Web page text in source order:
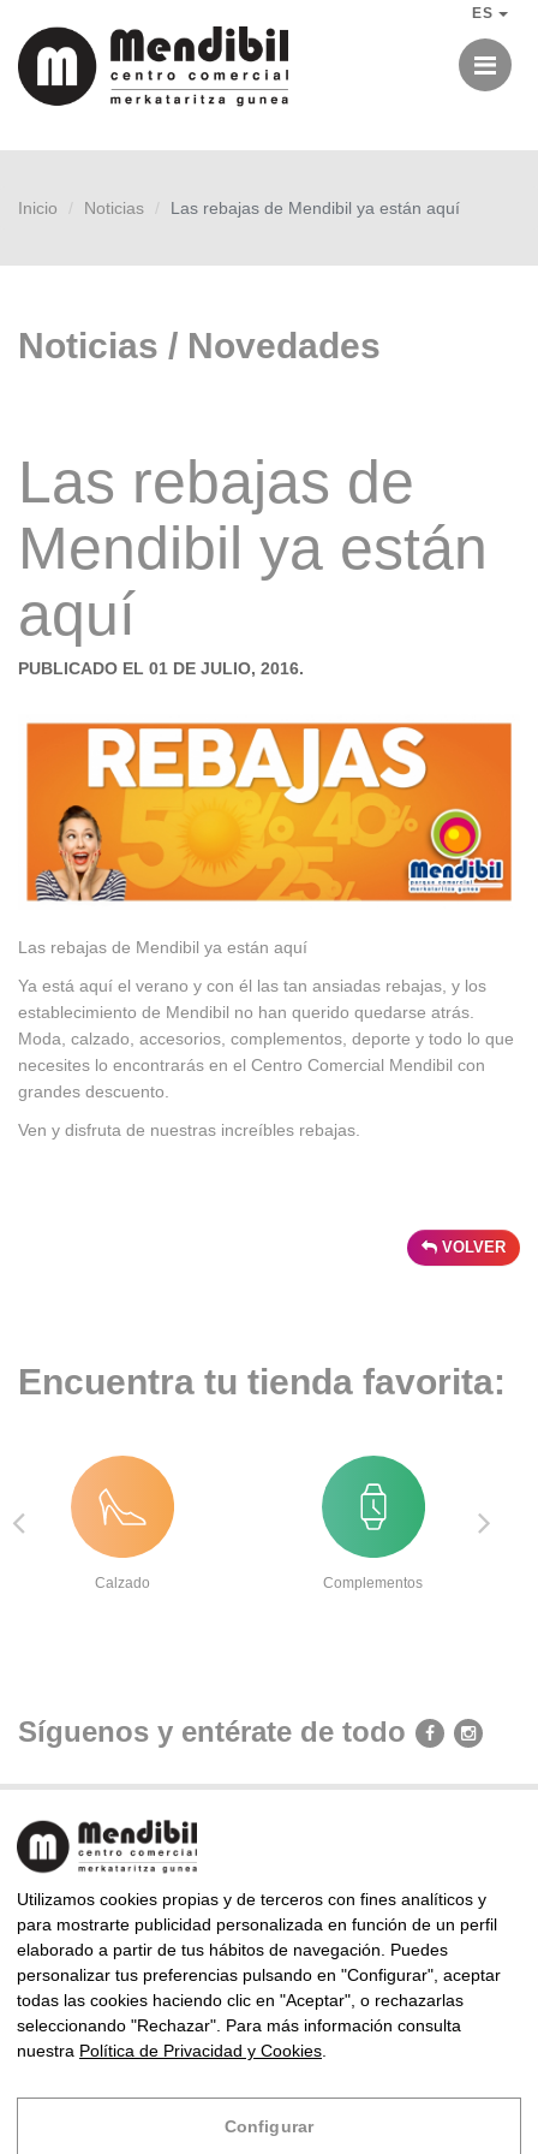
ES
Inicio Noticias Las rebajas de Mendibil ya están aquí
Noticias / Novedades
Las rebajas de
Mendibil ya están
aquí
PUBLICADO EL 01 DE JULIO, 2016.
Las rebajas de Mendibil ya están aquí
Ya está aquí el verano y con él las tan ansiadas rebajas, y los
establecimiento de Mendibil no han querido quedarse atrás.
Moda, calzado, accesorios, complementos, deporte y todo lo que
necesites lo encontrarás en el Centro Comercial Mendibil con
grandes descuento.
Ven y disfruta de nuestras increíbles rebajas.
VOLVER
Encuentra tu tienda favorita:
Calzado Complementos
Síguenos y entérate de todo
CENTRO COMERCIAL MENDIBIL
Almirante Arizmendi Kalea, 9, 20302 Irun, Gipuzkoa
Telf: +34 943 63 83 94 · Fax: +34 943 63 85 86
mendibil@centrocomercialmendibil.com
Utilizamos cookies propias y de terceros con fines analíticos y
para mostrarte publicidad personalizada en función de un perfil
elaborado a partir de tus hábitos de navegación. Puedes
personalizar tus preferencias pulsando en "Configurar", aceptar
todas las cookies haciendo clic en "Aceptar", o rechazarlas
seleccionando "Rechazar". Para más información consulta
nuestra Política de Privacidad y Cookies
Configurar